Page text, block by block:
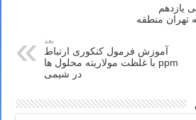
یازدهم
تهران منطقه
بعد
آموزش فرمول کنکوری ارتباط
ppm با غلظت مولاریته محلول ها
در شیمی